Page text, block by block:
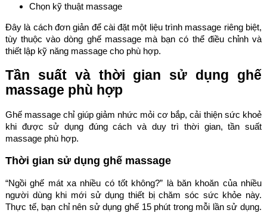
Chọn kỹ thuật massage
Đây là cách đơn giản để cài đặt một liệu trình massage riêng biệt,
tùy thuộc vào dòng ghế massage mà bạn có thể điều chỉnh và
thiết lập kỹ năng massage cho phù hợp.
Tần suất và thời gian sử dụng ghế
massage phù hợp
Ghế massage chỉ giúp giảm nhức mỏi cơ bắp, cải thiện sức khoẻ
khi được sử dụng đúng cách và duy trì thời gian, tần suất
massage phù hợp.
Thời gian sử dụng ghế massage
“Ngồi ghế mát xa nhiều có tốt không?” là băn khoăn của nhiều
người dùng khi mới sử dụng thiết bị chăm sóc sức khỏe này.
Thực tế, bạn chỉ nên sử dụng ghế 15 phút trong mỗi lần sử dụng.